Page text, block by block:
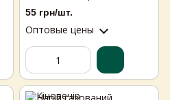
55 грн/шт.
Оптовые цены